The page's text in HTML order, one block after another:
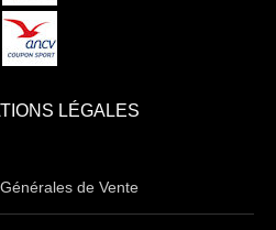
LÉGALES
de Vente